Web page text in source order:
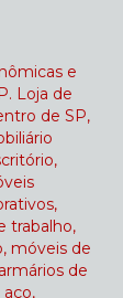
e
Loja de
de SP,
trabalho,
móveis de
de